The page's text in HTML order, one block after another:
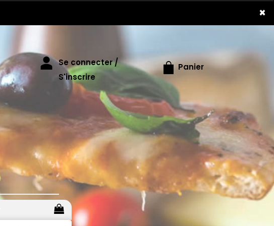
×
Se connecter /
S'inscrire
Panier